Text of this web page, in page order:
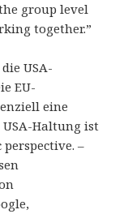
group level
together.”
USA-
EU-
eine
Haltung ist
–